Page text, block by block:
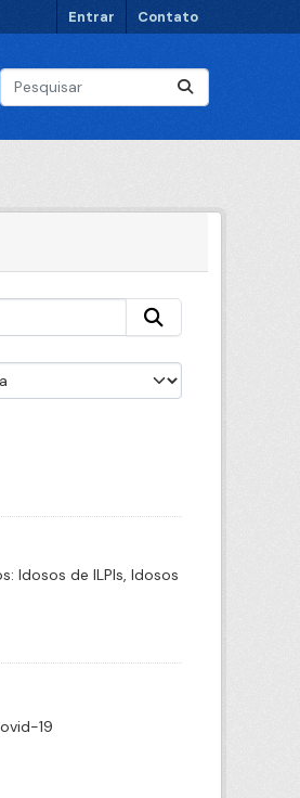
Entrar Contato
Idosos de ILPIs, Idosos
19